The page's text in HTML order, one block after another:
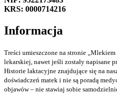
KRS: 0000714216
Informacja
Treści umieszczone na stronie
lekarskiej, nawet jeśli zostały napisane
Historie laktacyjne znajdujące się na
doświadczeń matek i nie są poradą
objawów – nie stawiaj sobie